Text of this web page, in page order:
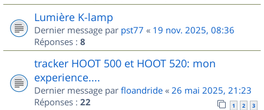
Lumière K-lamp
Dernier message par pst77 « 19 nov. 2025, 08:36
Réponses : 8
tracker HOOT 500 et HOOT 520: mon
experience....
Dernier message par floandride « 26 mai 2025, 21:23
Réponses : 22 1 2 3